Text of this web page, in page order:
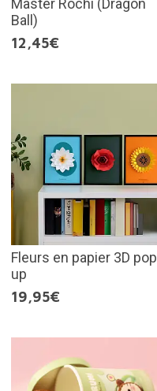
Master Rochi (Dragon
Ball)
12,45€
Fleurs en papier 3D pop
up
19,95€